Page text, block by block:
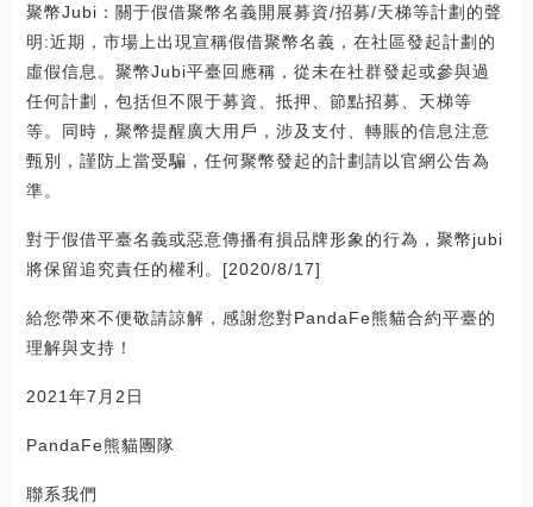
聚幣Jubi：關于假借聚幣名義開展募資/招募/天梯等計劃的聲
明:近期，市場上出現宣稱假借聚幣名義，在社區發起計劃的
虛假信息。聚幣Jubi平臺回應稱，從未在社群發起或參與過
任何計劃，包括但不限于募資、抵押、節點招募、天梯等
等。同時，聚幣提醒廣大用戶，涉及支付、轉賬的信息注意
甄別，謹防上當受騙，任何聚幣發起的計劃請以官網公告為
準。
對于假借平臺名義或惡意傳播有損品牌形象的行為，聚幣jubi
將保留追究責任的權利。[2020/8/17]
給您帶來不便敬請諒解，感謝您對PandaFe熊貓合約平臺的
理解與支持！
2021年7月2日
PandaFe熊貓團隊
聯系我們